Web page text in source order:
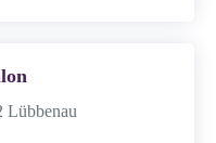
Lübbenau